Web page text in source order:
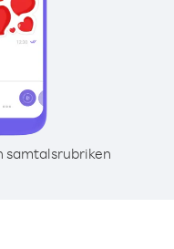
samtalsrubriken